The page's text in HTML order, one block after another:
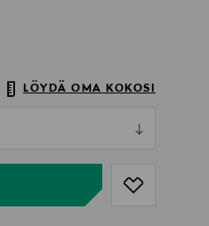
LÖYDÄ OMA KOKOSI